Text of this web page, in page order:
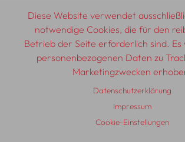
© 2026 SCHLEBRÜGGE.EDITOR
Textautor:innen AGB
Datenschutzerklärung
Auslieferung
Diese Website verwendet
notwendige Cookies, die für den
Betrieb der Seite erforderlich sind. Es
personenbezogenen Daten zu
Marketingzwecken
Datenschutzerklärung
Impressum
Cookie-Einstellungen